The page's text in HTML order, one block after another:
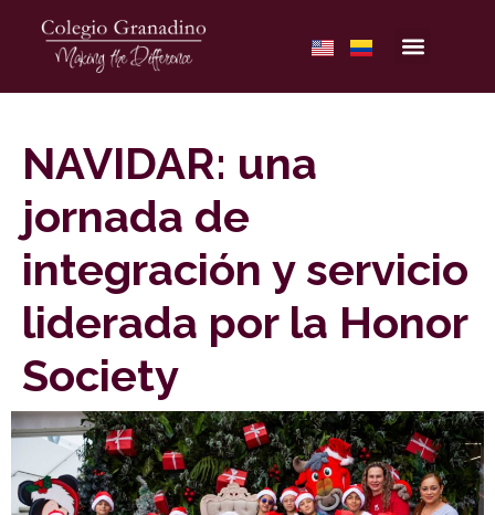
NAVIDAR: una
jornada de
integración y servicio
liderada por la Honor
Society